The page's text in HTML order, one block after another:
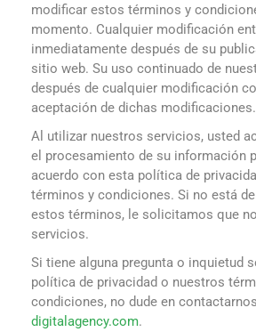
modificar estos términos y
momento. Cualquier modificación
inmediatamente después de su
sitio web. Su uso continuado de
después de cualquier modificación
aceptación de dichas modificaciones.
Al utilizar nuestros servicios, usted
el procesamiento de su información
acuerdo con esta política de
términos y condiciones. Si no está
estos términos, le solicitamos que
servicios.
Si tiene alguna pregunta o inquietud
política de privacidad o nuestros
condiciones, no dude en
digitalagency.com.